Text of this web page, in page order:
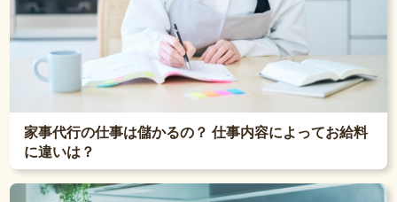
家事代行の仕事は儲かるの？ 仕事内容によってお給料
に違いは？